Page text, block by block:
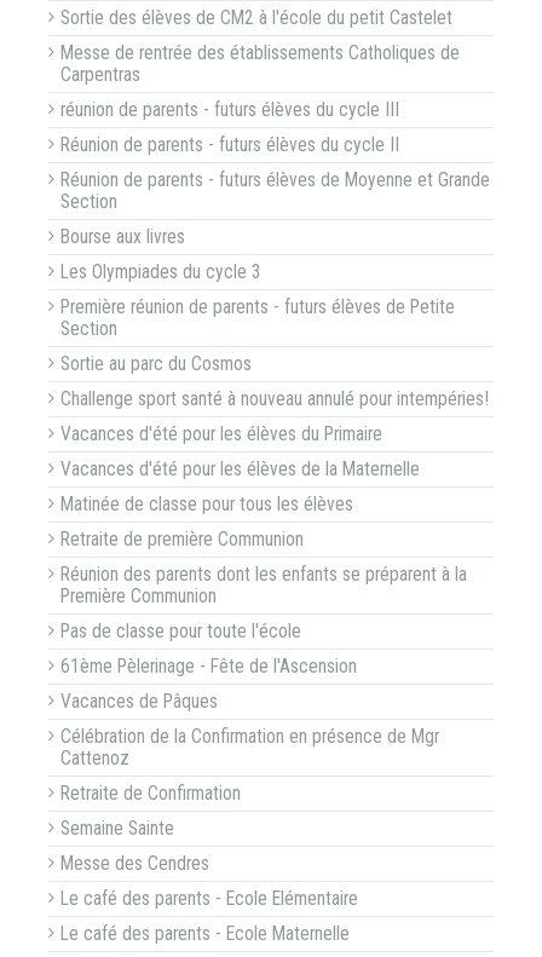
Sortie des élèves de CM2 à l'école du petit Castelet
Messe de rentrée des établissements Catholiques de
Carpentras
réunion de parents - futurs élèves du cycle III
Réunion de parents - futurs élèves du cycle II
Réunion de parents - futurs élèves de Moyenne et Grande
Section
Bourse aux livres
Les Olympiades du cycle 3
Première réunion de parents - futurs élèves de Petite
Section
Sortie au parc du Cosmos
Challenge sport santé à nouveau annulé pour intempéries!
Vacances d'été pour les élèves du Primaire
Vacances d'été pour les élèves de la Maternelle
Matinée de classe pour tous les élèves
Retraite de première Communion
Réunion des parents dont les enfants se préparent à la
Première Communion
Pas de classe pour toute l'école
61ème Pèlerinage - Fête de l'Ascension
Vacances de Pâques
Célébration de la Confirmation en présence de Mgr
Cattenoz
Retraite de Confirmation
Semaine Sainte
Messe des Cendres
Le café des parents - Ecole Elémentaire
Le café des parents - Ecole Maternelle